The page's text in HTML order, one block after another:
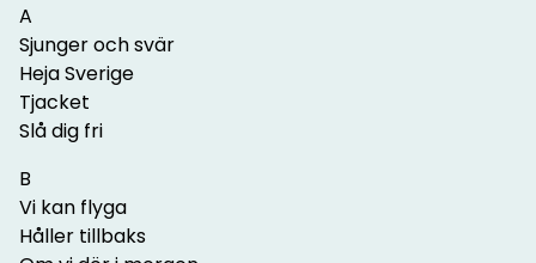
A
Sjunger och svär
Heja Sverige
Tjacket
Slå dig fri
B
Vi kan flyga
Håller tillbaks